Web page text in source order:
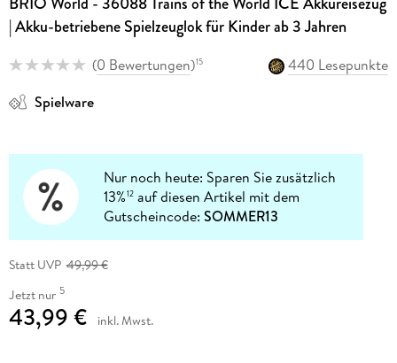
| Akku-betriebene Spielzeuglok für Kinder ab 3 Jahren
(0 Bewertungen)15
440 Lesepunkte
Spielware
Nur noch heute: Sparen Sie zusätzlich
13%12 auf diesen Artikel mit dem
Gutscheincode:SOMMER13
Statt UVP 49,99 €
Jetzt nur 5
43,99 € inkl. Mwst.